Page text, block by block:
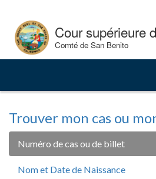
Content
Cour supérieure
Comté de San Benito
Trouver mon cas ou
Numéro de cas ou de billet
Nom et Date de Naissance